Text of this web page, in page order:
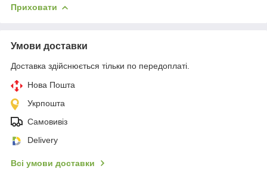
Приховати
Умови доставки
Доставка здійснюється тільки по передоплаті.
Нова Пошта
Укрпошта
Самовивіз
Delivery
Всі умови доставки